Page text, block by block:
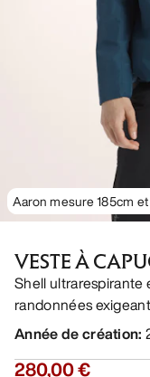
Aaron mesure 185cm
VESTE À
Shell ultrarespirante
randonnées
Année de création:
280,00 €